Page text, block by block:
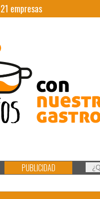
21 empresas
PUBLICIDAD